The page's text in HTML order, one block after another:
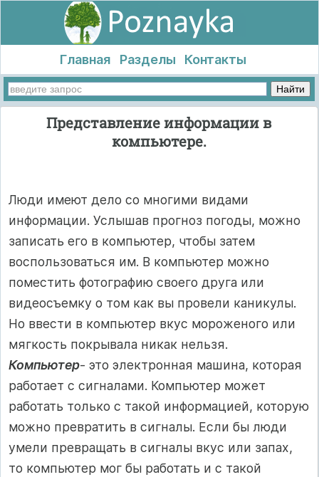
Главная Разделы Контакты
Представление информации в
компьютере.
Люди имеют дело со многими видами
информации. Услышав прогноз погоды, можно
записать его в компьютер, чтобы затем
воспользоваться им. В компьютер можно
поместить фотографию своего друга или
видеосъемку о том как вы провели каникулы.
Но ввести в компьютер вкус мороженого или
мягкость покрывала никак нельзя.
Компьютер- это электронная машина, которая
работает с сигналами. Компьютер может
работать только с такой информацией, которую
можно превратить в сигналы. Если бы люди
умели превращать в сигналы вкус или запах,
то компьютер мог бы работать и с такой